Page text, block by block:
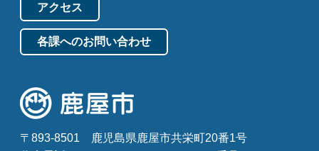
アクセス
各課へのお問い合わせ
〒893-8501
鹿児島県鹿屋市共栄町20番1号